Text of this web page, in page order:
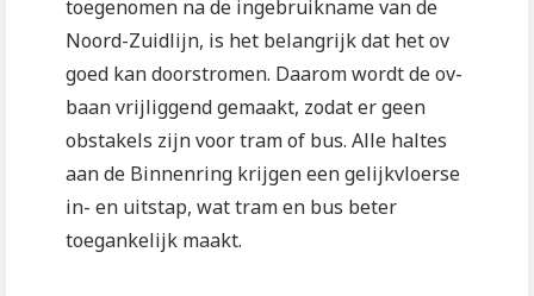
toegenomen na de ingebruikname van de
Noord-Zuidlijn, is het belangrijk dat het ov
goed kan doorstromen. Daarom wordt de ov-
baan vrijliggend gemaakt, zodat er geen
obstakels zijn voor tram of bus. Alle haltes
aan de Binnenring krijgen een gelijkvloerse
in- en uitstap, wat tram en bus beter
toegankelijk maakt.